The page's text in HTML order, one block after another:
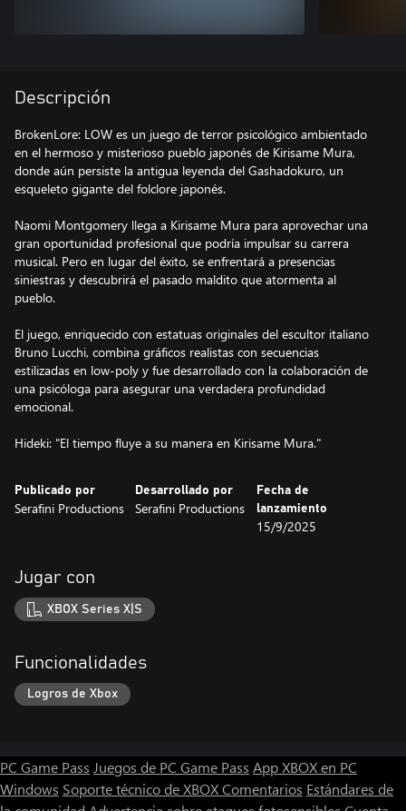
Descripción
BrokenLore: LOW es un juego de terror psicológico ambientado
en el hermoso y misterioso pueblo japonés de Kirisame Mura,
donde aún persiste la antigua leyenda del Gashadokuro, un
esqueleto gigante del folclore japonés.
Naomi Montgomery llega a Kirisame Mura para aprovechar una
gran oportunidad profesional que podría impulsar su carrera
musical. Pero en lugar del éxito, se enfrentará a presencias
siniestras y descubrirá el pasado maldito que atormenta al
pueblo.
El juego, enriquecido con estatuas originales del escultor italiano
Bruno Lucchi, combina gráficos realistas con secuencias
estilizadas en low-poly y fue desarrollado con la colaboración de
una psicóloga para asegurar una verdadera profundidad
emocional.
Hideki: "El tiempo fluye a su manera en Kirisame Mura."
Publicado por
Serafini Productions
Desarrollado por
Serafini Productions
Fecha de
lanzamiento
15/9/2025
Jugar con
XBOX Series X|S
Funcionalidades
Logros de Xbox
PC Game Pass Juegos de PC Game Pass App XBOX en PC
Windows Soporte técnico de XBOXComentarios Estándares de